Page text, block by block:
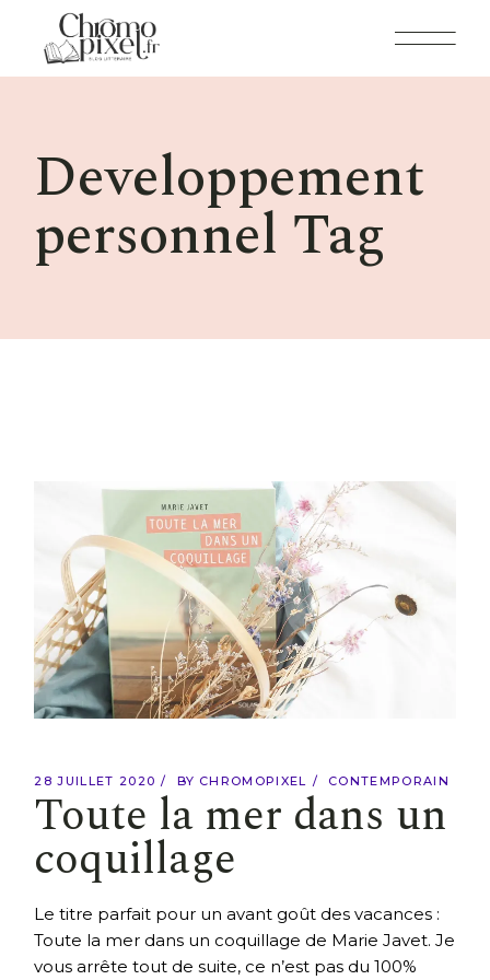
content
Developpement
personnel Tag
28 JUILLET 2020 BY CHROMOPIXEL CONTEMPORAIN
Toute la mer dans un
coquillage
Le titre parfait pour un avant goût des vacances :
Toute la mer dans un coquillage de Marie Javet. Je
vous arrête tout de suite, ce n’est pas du 100%